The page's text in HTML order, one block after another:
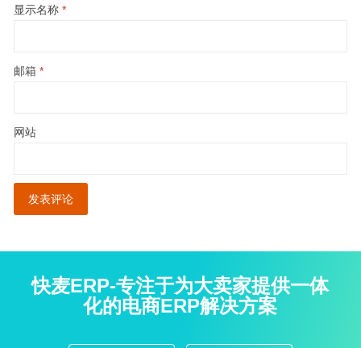
显示名称 *
邮箱 *
网站
快麦ERP-专注于为大卖家提供一体
化的电商ERP解决方案